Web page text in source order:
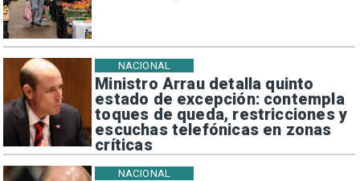
Ministro Arrau detalla quinto
estado de excepción: contempla
toques de queda, restricciones y
escuchas telefónicas en zonas
críticas
NACIONAL
NACIONAL